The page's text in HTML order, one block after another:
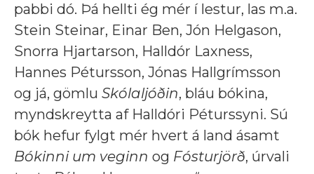
pabbi dó. Þá hellti ég mér í lestur, las m.a.
Stein Steinar, Einar Ben, Jón Helgason,
Snorra Hjartarson, Halldór Laxness,
Hannes Pétursson, Jónas Hallgrímsson
og já, gömlu Skólaljóðin, bláu bókina,
myndskreytta af Halldóri Péturssyni. Sú
bók hefur fylgt mér hvert á land ásamt
Bókinni um veginn og Fósturjörð, úrvali